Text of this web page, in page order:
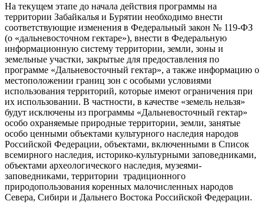
На текущем этапе до начала действия программы на
территории Забайкалья и Бурятии необходимо внести
соответствующие изменения в Федеральный закон № 119-ФЗ
(о «дальневосточном гектаре»), внести в Федеральную
информационную систему территории, земли, зоны и
земельные участки, закрытые для предоставления по
программе «Дальневосточный гектар», а также информацию о
местоположении границ зон с особыми условиями
использования территорий, которые имеют ограничения при
их использовании. В частности, в качестве «земель нельзя»
будут исключены из программы «Дальневосточный гектар»
особо охраняемые природные территории, земли, занятые
особо ценными объектами культурного наследия народов
Российской Федерации, объектами, включенными в Список
всемирного наследия, историко-культурными заповедниками,
объектами археологического наследия, музеями-
заповедниками, территории традиционного
природопользования коренных малочисленных народов
Севера, Сибири и Дальнего Востока Российской Федерации.